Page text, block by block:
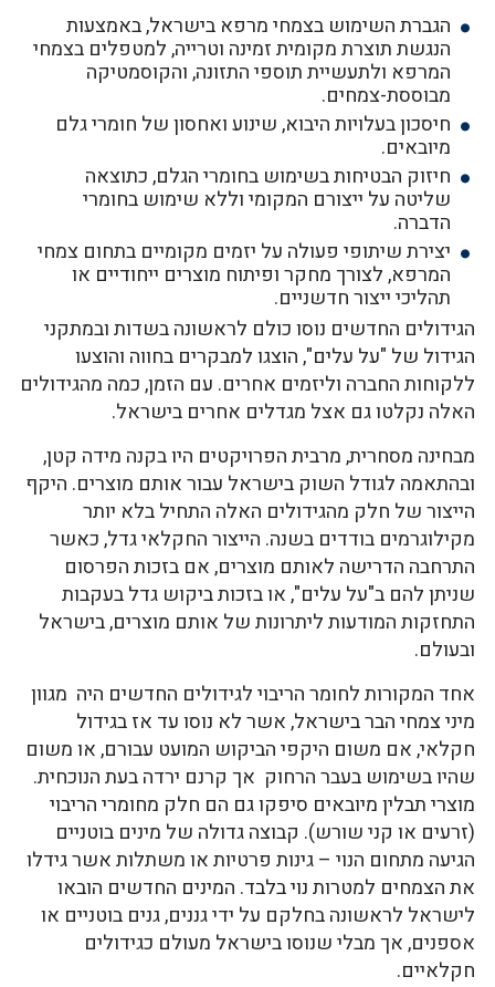
הגברת השימוש בצמחי מרפא בישראל, באמצעות
הנגשת תוצרת מקומית זמינה וטרייה, למטפלים בצמחי
המרפא ולתעשיית תוספי התזונה, והקוסמטיקה
מבוססת-צמחים.
חיסכון בעלויות היבוא, שינוע ואחסון של חומרי גלם
מיובאים.
חיזוק הבטיחות בשימוש בחומרי הגלם, כתוצאה
שליטה על ייצורם המקומי וללא שימוש בחומרי
הדברה.
יצירת שיתופי פעולה על יזמים מקומיים בתחום צמחי
המרפא, לצורך מחקר ופיתוח מוצרים ייחודיים או
תהליכי ייצור חדשניים.
הגידולים החדשים נוסו כולם לראשונה בשדות ובמתקני
הגידול של "על עלים", הוצגו למבקרים בחווה והוצעו
ללקוחות החברה וליזמים אחרים. עם הזמן, כמה מהגידולים
האלה נקלטו גם אצל מגדלים אחרים בישראל.
מבחינה מסחרית, מרבית הפרויקטים היו בקנה מידה קטן,
ובהתאמה לגודל השוק בישראל עבור אותם מוצרים. היקף
הייצור של חלק מהגידולים האלה התחיל בלא יותר
מקילוגרמים בודדים בשנה. הייצור החקלאי גדל, כאשר
התרחבה הדרישה לאותם מוצרים, אם בזכות הפרסום
שניתן להם ב"על עלים", או בזכות ביקוש גדל בעקבות
התחזקות המודעות ליתרונות של אותם מוצרים, בישראל
ובעולם.
אחד המקורות לחומר הריבוי לגידולים החדשים היה מגוון
מיני צמחי הבר בישראל, אשר לא נוסו עד אז בגידול
חקלאי, אם משום היקפי הביקוש המועט עבורם, או משום
שהיו בשימוש בעבר הרחוק אך קרנם ירדה בעת הנוכחית.
מוצרי תבלין מיובאים סיפקו גם הם חלק מחומרי הריבוי
(זרעים או קני שורש). קבוצה גדולה של מינים בוטניים
הגיעה מתחום הנוי – גינות פרטיות או משתלות אשר גידלו
את הצמחים למטרות נוי בלבד. המינים החדשים הובאו
לישראל לראשונה בחלקם על ידי גננים, גנים בוטניים או
אספנים, אך מבלי שנוסו בישראל מעולם כגידולים
חקלאיים.